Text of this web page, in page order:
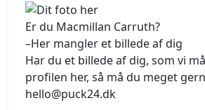
Er du Macmillan Carruth?
–Her mangler et billede af dig
Har du et billede af dig, som vi
profilen her, så må du meget
hello@puck24.dk